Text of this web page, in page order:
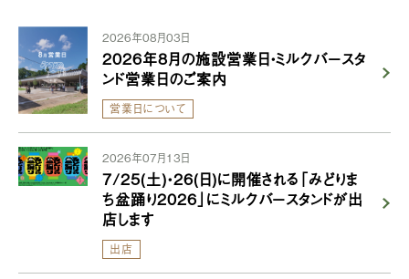
2026年08月03日
2026年8月の施設営業日・ミルクバースタ
ンド営業日のご案内
営業日について
2026年07月13日
7/25(土)・26(日)に開催される「みどりま
ち盆踊り2026」にミルクバースタンドが出
店します
出店